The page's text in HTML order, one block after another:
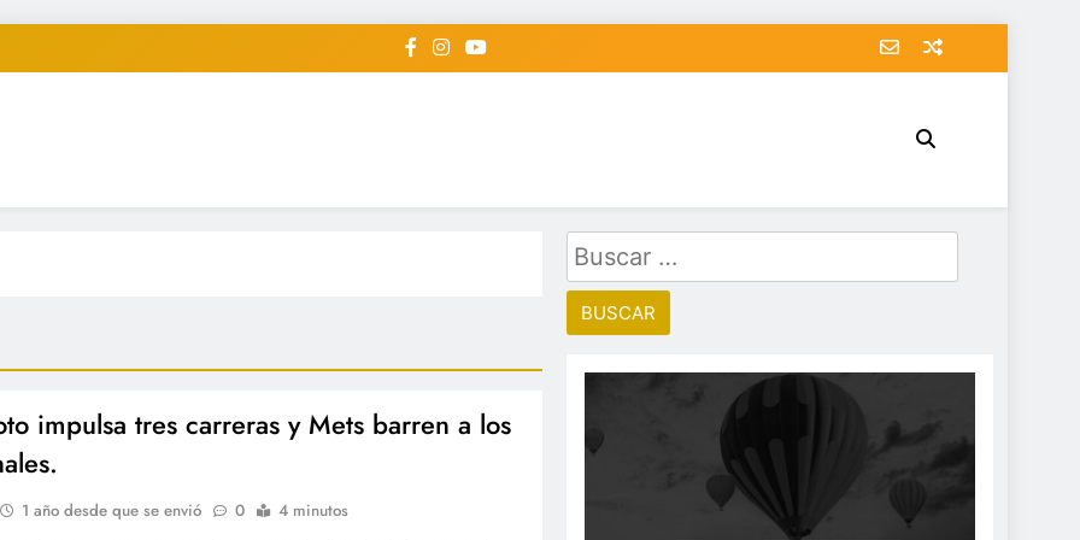
Deportivo Digital"
#deportealdiaperiodico
impulsa tres carreras y Mets barren a los
1 año desde que se envió 0 4 minutos
Buscar: